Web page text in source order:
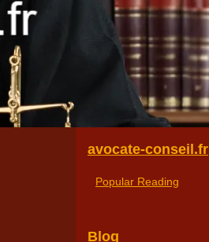
avocate-conseil.fr
Popular Reading
Blog